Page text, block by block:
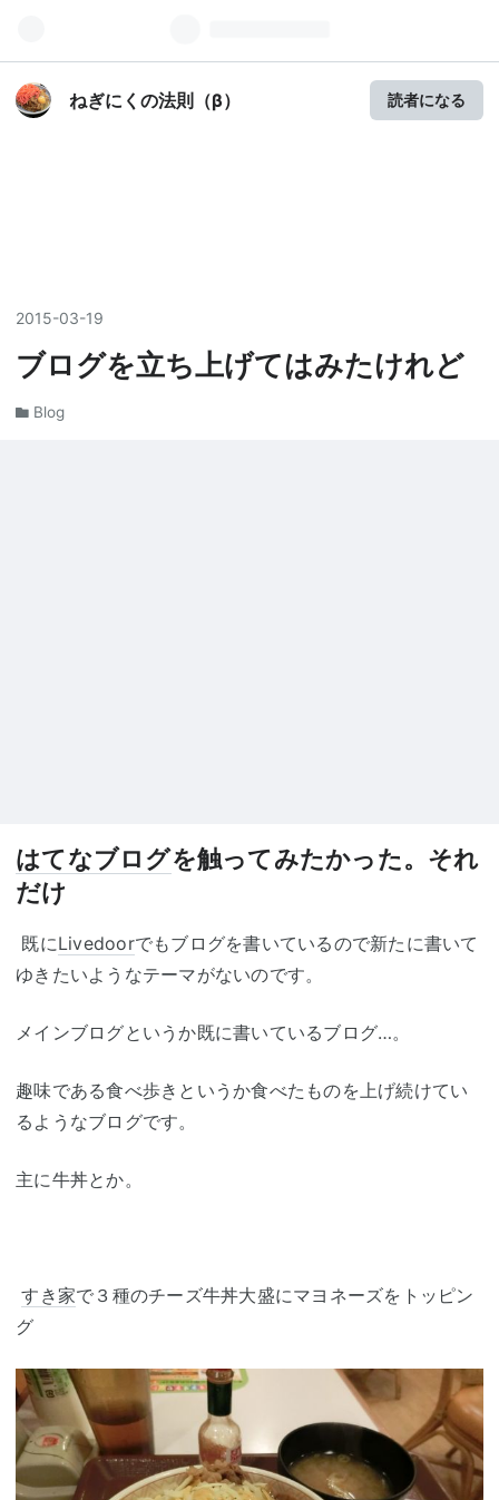
ねぎにくの法則（β） 読者になる
2015-03-19
ブログを立ち上げてはみたけれど
Blog
はてなブログを触ってみたかった。それ
だけ
既にLivedoorでもブログを書いているので新たに書いて
ゆきたいようなテーマがないのです。
メインブログというか既に書いているブログ…。
趣味である食べ歩きというか食べたものを上げ続けてい
るようなブログです。
主に牛丼とか。
すき家で３種のチーズ牛丼大盛にマヨネーズをトッピン
グ